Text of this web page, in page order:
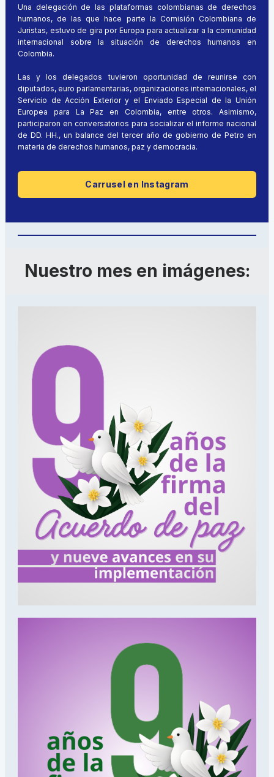
Una delegación de las plataformas colombianas de derechos
humanos, de las que hace parte la Comisión Colombiana de
Juristas, estuvo de gira por Europa para actualizar a la comunidad
internacional sobre la situación de derechos humanos en
Colombia.
Las y los delegados tuvieron oportunidad de reunirse con
diputados, euro parlamentarias, organizaciones internacionales, el
Servicio de Acción Exterior y el Enviado Especial de la Unión
Europea para La Paz en Colombia, entre otros. Asimismo,
participaron en conversatorios para socializar el informe nacional
de DD. HH., un balance del tercer año de gobierno de Petro en
materia de derechos humanos, paz y democracia.
Carrusel en Instagram
Nuestro mes en imágenes: